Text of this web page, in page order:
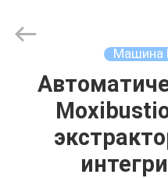
ДОМ
ПРОДУКТЫ
Rights
Машина